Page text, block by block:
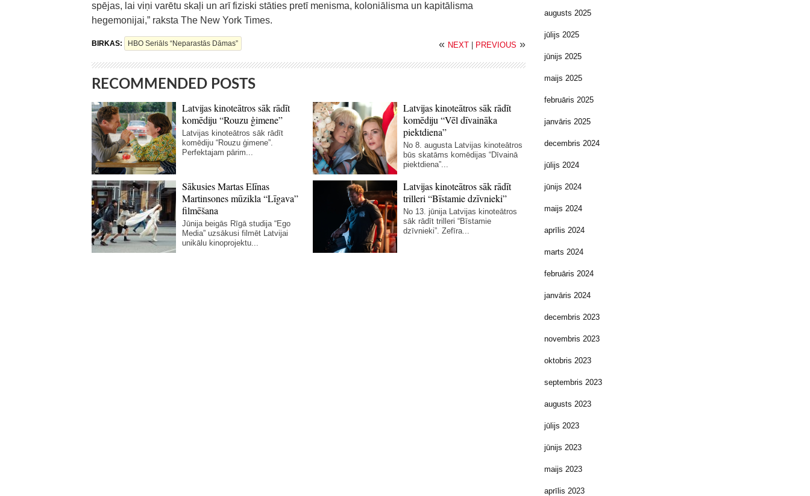
spējas, lai viņi varētu skaļi un arī fiziski stāties pretī menisma, koloniālisma un kapitālisma
hegemonijai,” raksta The New York Times.
BIRKAS: HBO Seriāls “Neparastās Dāmas” « NEXT PREVIOUS »
RECOMMENDED POSTS
Latvijas kinoteātros sāk rādīt
komēdiju “Rouzu ģimene”
Latvijas kinoteātros sāk rādīt
komēdiju “Rouzu ģimene”.
Perfektajam pārim...
Latvijas kinoteātros sāk rādīt
komēdiju “Vēl dīvaināka
piektdiena”
No 8. augusta Latvijas kinoteātros
būs skatāms komēdijas “Dīvainā
piektdiena”...
Sākusies Martas Elīnas
Martinsones mūzikla “Līgava”
filmēšana
Jūnija beigās Rīgā studija “Ego
Media” uzsākusi filmēt Latvijai
unikālu kinoprojektu...
Latvijas kinoteātros sāk rādīt
trilleri “Bīstamie dzīvnieki”
No 13. jūnija Latvijas kinoteātros
sāk rādīt trilleri “Bīstamie
dzīvnieki”. Zefīra...
augusts 2025
jūlijs 2025
jūnijs 2025
maijs 2025
februāris 2025
janvāris 2025
decembris 2024
jūlijs 2024
jūnijs 2024
maijs 2024
aprīlis 2024
marts 2024
februāris 2024
janvāris 2024
decembris 2023
novembris 2023
oktobris 2023
septembris 2023
augusts 2023
jūlijs 2023
jūnijs 2023
maijs 2023
aprīlis 2023